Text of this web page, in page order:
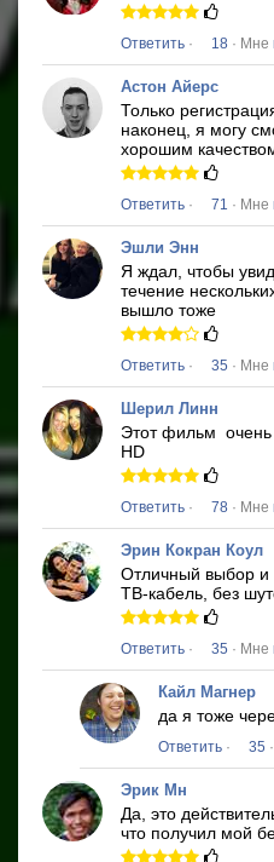
Ответить · 18 · Мне
Астон Айерс
Только
наконец, я могу
хорошим
Ответить · 71 · Мне
Эшли Энн
Я ждал, чтобы
течение
вышло тоже
Ответить · 35 · Мне
Шерил Линн
Этот фильм
HD
Ответить · 78 · Мне
Эрин Кокран Коул
Отличный выбор и
ТВ-кабель, без
Ответить · 35 · Мне
Кайл Магнер
да я тоже
Ответить · 35
Эрик Мн
Да, это
что получил мой